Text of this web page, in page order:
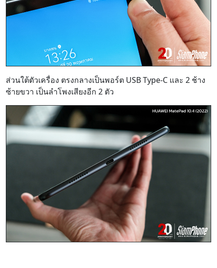
ส่วนใต้ตัวเครื่อง ตรงกลางเป็นพอร์ต USB Type-C และ 2 ช้าง
ซ้ายขวา เป็นลำโพงเสียงอีก 2 ตัว